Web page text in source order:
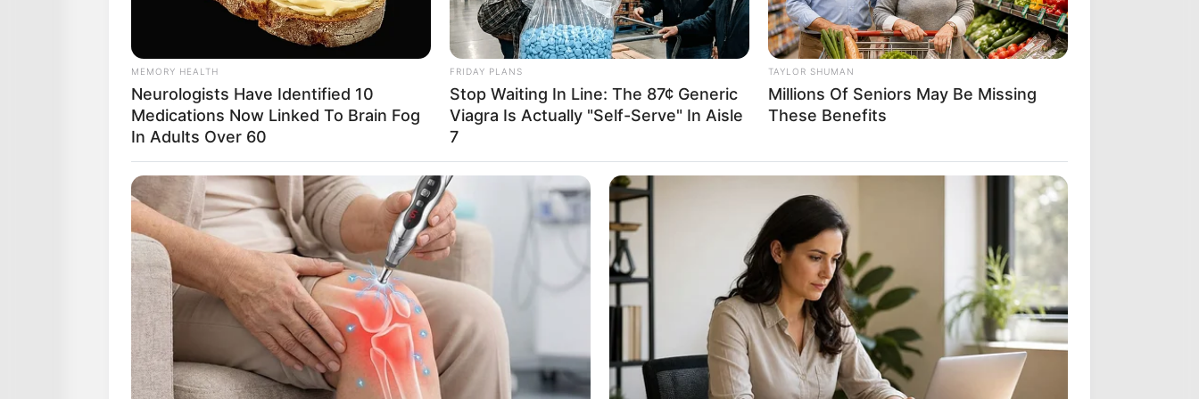
MEMORY HEALTH
Neurologists Have Identified 10
Medications Now Linked To Brain Fog
In Adults Over 60
FRIDAY PLANS
Stop Waiting In Line: The 87¢ Generic
Viagra Is Actually "Self-Serve" In Aisle
7
TAYLOR SHUMAN
Millions Of Seniors May Be Missing
These Benefits